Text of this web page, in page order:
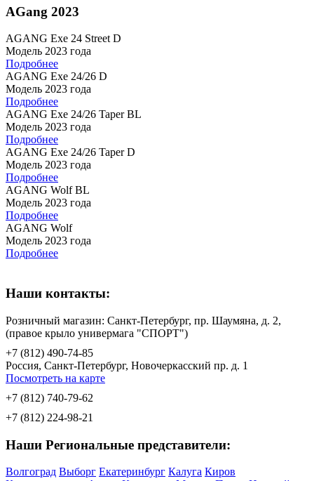
AGang 2023
AGANG Exe 24 Street D
Модель 2023 года
Подробнее
AGANG Exe 24/26 D
Модель 2023 года
Подробнее
AGANG Exe 24/26 Taper BL
Модель 2023 года
Подробнее
AGANG Exe 24/26 Taper D
Модель 2023 года
Подробнее
AGANG Wolf BL
Модель 2023 года
Подробнее
AGANG Wolf
Модель 2023 года
Подробнее
Наши контакты:
Розничный магазин: Санкт-Петербург, пр. Шаумяна, д. 2,
(правое крыло универмага "СПОРТ")
+7 (812) 490-74-85
Россия, Санкт-Петербург, Новочеркасский пр. д. 1
Посмотреть на карте
+7 (812) 740-79-62
+7 (812) 224-98-21
Наши Региональные представители:
Волгоград Выборг Екатеринбург Калуга Киров